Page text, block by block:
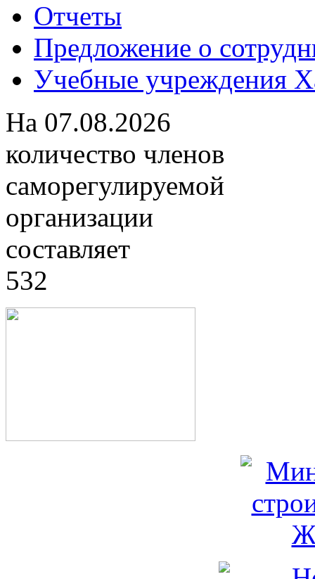
Отчеты
Предложение о
Учебные учреждения
На 07.08.2026
количество членов
саморегулируемой
организации
составляет
532